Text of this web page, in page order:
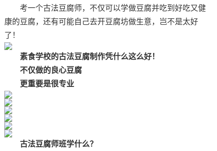
考一个古法豆腐师，不仅可以学做豆腐并吃到好吃又健
康的豆腐，还有可能自己去开豆腐坊做生意，岂不是太好
了！
素食学校的古法豆腐制作凭什么这么好！
不仅做的良心豆腐
更重要是很专业
古法豆腐师班学什么？